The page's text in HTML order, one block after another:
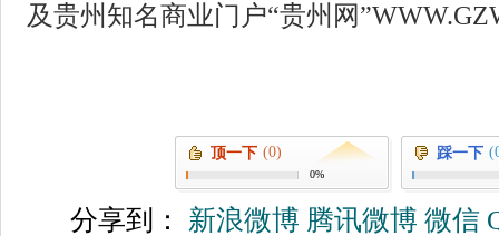
及贵州知名商业门户“贵州网
顶一下 (0)
0%
踩一下
分享到： 新浪微博 腾讯微博 微信